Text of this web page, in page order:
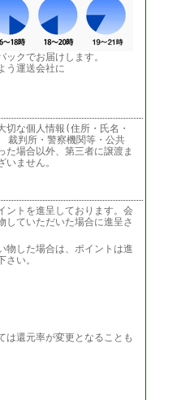
クでお届けします。
う運送会社に
切な個人情報(住所・氏名・
裁判所・警察機関等・公共
た場合以外、第三者に譲渡ま
ません。
ントを進呈しております。会
していただいた場合に進呈さ
物した場合は、ポイントは進
い。
還元率が変更となることも